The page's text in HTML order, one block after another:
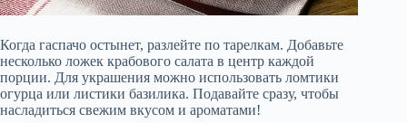
Когда гаспачо остынет, разлейте по тарелкам. Добавьте
несколько ложек крабового салата в центр каждой
порции. Для украшения можно использовать ломтики
огурца или листики базилика. Подавайте сразу, чтобы
насладиться свежим вкусом и ароматами!